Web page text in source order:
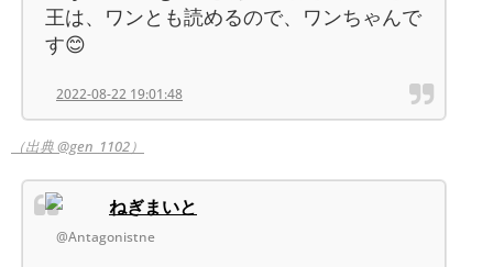
王は、ワンとも読めるので、ワンちゃんで
す😊
2022-08-22 19:01:48
（出典 @gen_1102）
ねぎまいと
@Antagonistne